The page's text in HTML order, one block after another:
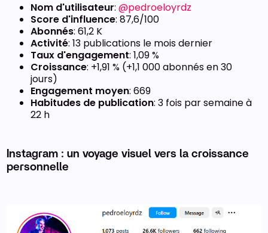
Nom d'utilisateur:@pedroeloyrdz
Score d'influence: 87,6/100
Abonnés: 61,2 K
Activité: 13 publications le mois dernier
Taux d'engagement: 1,09 %
Croissance: +1,91 % (+1,1 000 abonnés en 30
jours)
Engagement moyen: 669
Habitudes de publication: 3 fois par semaine à
22 h
Instagram : un voyage visuel vers la croissance
personnelle